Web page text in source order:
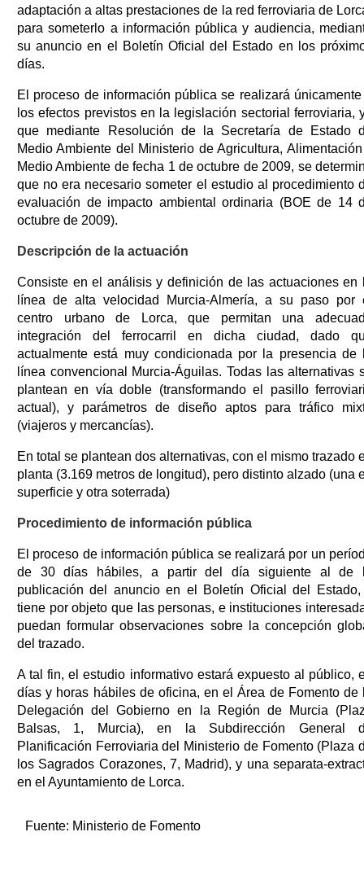
adaptación a altas prestaciones de la red ferroviaria de
para someterlo a información pública y audiencia,
su anuncio en el Boletín Oficial del Estado en los
días.
El proceso de información pública se realizará
los efectos previstos en la legislación sectorial ferroviaria,
que mediante Resolución de la Secretaría de Estado
Medio Ambiente del Ministerio de Agricultura,
Medio Ambiente de fecha 1 de octubre de 2009, se
que no era necesario someter el estudio al procedimiento
evaluación de impacto ambiental ordinaria (BOE de 14
octubre de 2009).
Descripción de la actuación
Consiste en el análisis y definición de las actuaciones en
línea de alta velocidad Murcia-Almería, a su paso por
centro urbano de Lorca, que permitan una
integración del ferrocarril en dicha ciudad, dado
actualmente está muy condicionada por la presencia de
línea convencional Murcia-Águilas. Todas las alternativas
plantean en vía doble (transformando el pasillo
actual), y parámetros de diseño aptos para tráfico
(viajeros y mercancías).
En total se plantean dos alternativas, con el mismo trazado
planta (3.169 metros de longitud), pero distinto alzado (una
superficie y otra soterrada)
Procedimiento de información pública
El proceso de información pública se realizará por un
de 30 días hábiles, a partir del día siguiente al de
publicación del anuncio en el Boletín Oficial del
tiene por objeto que las personas, e instituciones
puedan formular observaciones sobre la concepción
del trazado.
A tal fin, el estudio informativo estará expuesto al público,
días y horas hábiles de oficina, en el Área de Fomento de
Delegación del Gobierno en la Región de Murcia
Balsas, 1, Murcia), en la Subdirección General
Planificación Ferroviaria del Ministerio de Fomento (Plaza
los Sagrados Corazones, 7, Madrid), y una separata-
en el Ayuntamiento de Lorca.
Fuente: Ministerio de Fomento